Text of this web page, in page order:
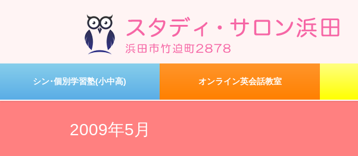
ツ
シ
シン･個別学習塾(小中高) オンライン英会話教室
2009年5月